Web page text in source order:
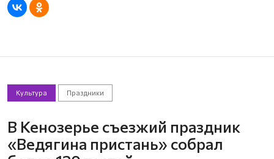
Культура Праздники
В Кенозерье съезжий праздник
«Ведягина пристань» собрал